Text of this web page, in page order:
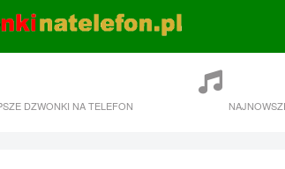
DZWONKI NA TELEFON